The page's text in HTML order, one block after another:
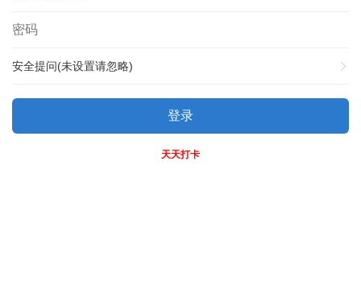
安全提问(未设置请忽略)
登录
天天打卡